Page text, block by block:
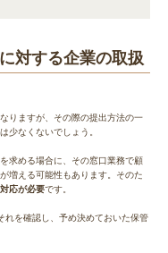
対する企業の取扱
りますが、その際の提出方法の一
少なくないでしょう。
求める場合に、その窓口業務で顧
増える可能性もあります。そのた
応が必要です。
れを確認し、予め決めておいた保管